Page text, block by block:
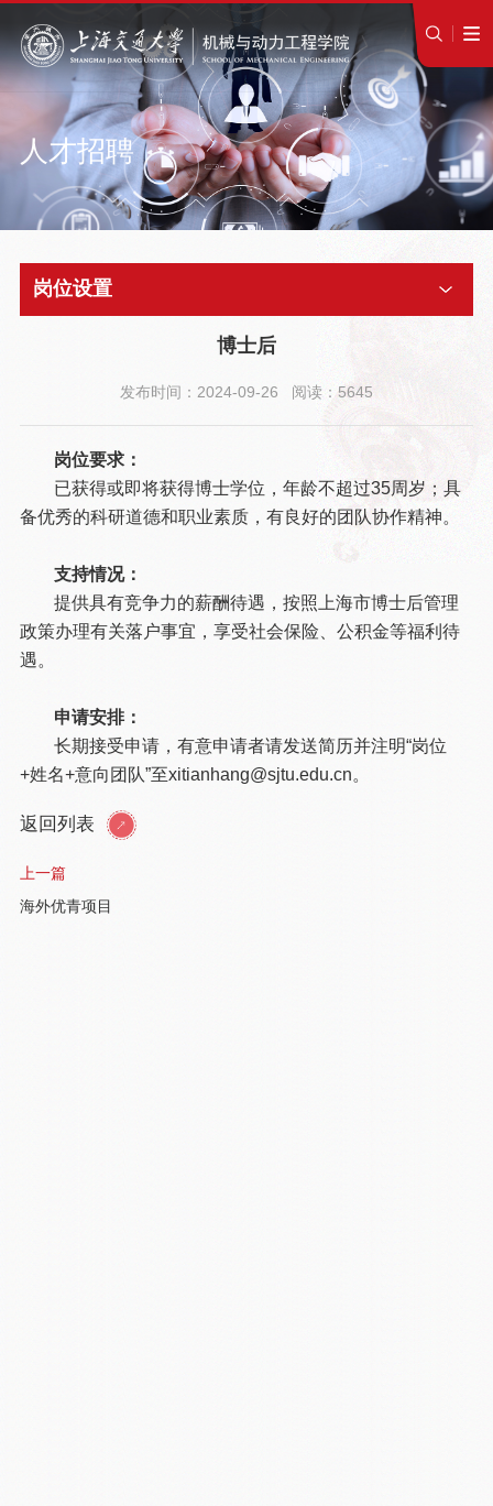
人才招聘
岗位设置
博士后
发布时间：2024-09-26 阅读：5645
岗位要求：
已获得或即将获得博士学位，年龄不超过35周岁；具
备优秀的科研道德和职业素质，有良好的团队协作精神。
支持情况：
提供具有竞争力的薪酬待遇，按照上海市博士后管理
政策办理有关落户事宜，享受社会保险、公积金等福利待
遇。
申请安排：
长期接受申请，有意申请者请发送简历并注明“岗位
+姓名+意向团队”至xitianhang@sjtu.edu.cn。
返回列表
上一篇
海外优青项目